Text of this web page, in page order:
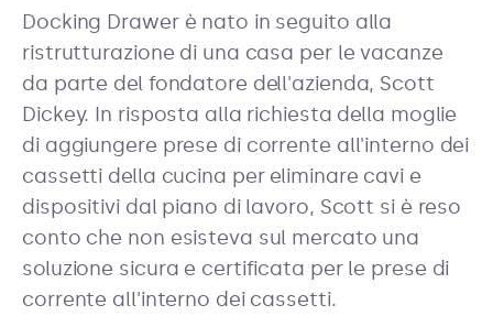
Docking Drawer è nato in seguito alla
ristrutturazione di una casa per le vacanze
da parte del fondatore dell'azienda, Scott
Dickey. In risposta alla richiesta della moglie
di aggiungere prese di corrente all'interno dei
cassetti della cucina per eliminare cavi e
dispositivi dal piano di lavoro, Scott si è reso
conto che non esisteva sul mercato una
soluzione sicura e certificata per le prese di
corrente all'interno dei cassetti.